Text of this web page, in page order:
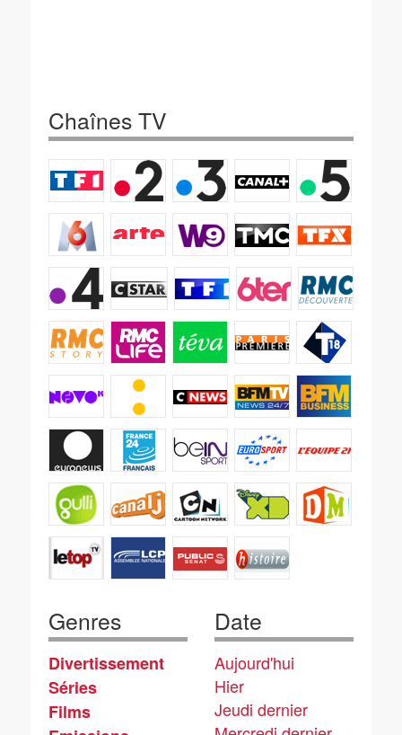
Chaînes TV
Genres
Divertissement
Séries
Films
Date
Aujourd'hui
Hier
Jeudi dernier